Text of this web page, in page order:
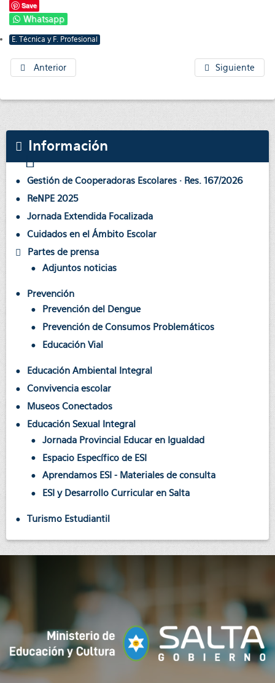
Save
Whatsapp
E. Técnica y F. Profesional
Anterior Siguiente
Información
Gestión de Cooperadoras Escolares · Res. 167/2026
ReNPE 2025
Jornada Extendida Focalizada
Cuidados en el Ámbito Escolar
Partes de prensa
Adjuntos noticias
Prevención
Prevención del Dengue
Prevención de Consumos Problemáticos
Educación Vial
Educación Ambiental Integral
Convivencia escolar
Museos Conectados
Educación Sexual Integral
Jornada Provincial Educar en Igualdad
Espacio Específico de ESI
Aprendamos ESI - Materiales de consulta
ESI y Desarrollo Curricular en Salta
Turismo Estudiantil